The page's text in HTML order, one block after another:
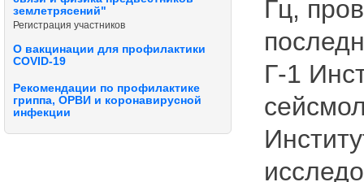
землетрясений"
Регистрация участников
О вакцинации для профилактики
COVID-19
Рекомендации по профилактике
гриппа, ОРВИ и коронавирусной
инфекции
Гц,
Г-1